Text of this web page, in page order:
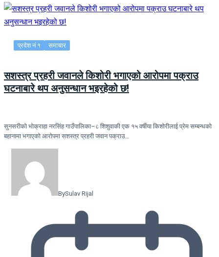
प्रदेश नं १ समाचार
सशस्त्र प्रहरी जवानले किशोरी भगाएको आरोपमा पक्राउ
घटनाबारे थप अनुसन्धान भइरहेको छ!
सुनसरीको भोक्राहा नरसिंह गाउँपालिका–८ शिशुवाकी एक १५ वर्षीया किशोरीलाई प्रेम सम्बन्धको
बहानामा भगाएको आरोपमा सशस्त्र प्रहरी जवान पक्राउ…
BySulav Rijal